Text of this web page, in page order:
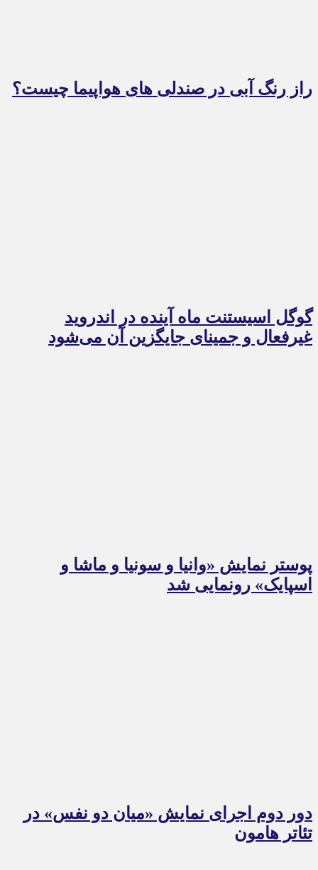
راز رنگ آبی در صندلی های هواپیما چیست؟
گوگل اسیستنت ماه آینده در اندروید
غیرفعال و جمینای جایگزین آن می‌شود
پوستر نمایش «وانیا و سونیا و ماشا و
اسپایک» رونمایی شد
دور دوم اجرای نمایش «میان دو نفس» در
تئاتر هامون